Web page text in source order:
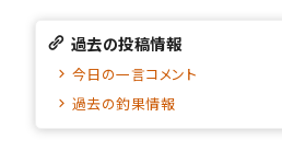
過去の投稿情報
今日の一言コメント
過去の釣果情報